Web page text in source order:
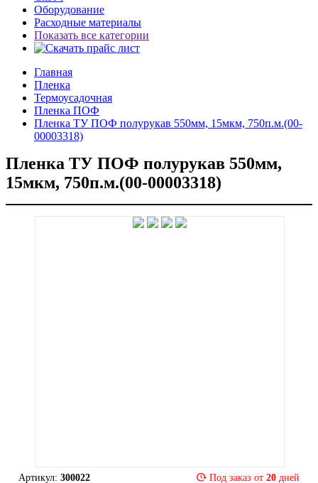
Оборудование
Расходные материалы
Показать все категории
Главная
Пленка
Термоусадочная
Пленка ПОФ
Пленка ТУ ПОФ полурукав 550мм, 15мкм, 750п.м.(00-
00003318)
Пленка ТУ ПОФ полурукав 550мм,
15мкм, 750п.м.(00-00003318)
Артикул: 300022 Под заказ от 20 дней